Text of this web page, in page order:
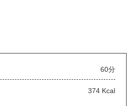
60分
374 Kcal